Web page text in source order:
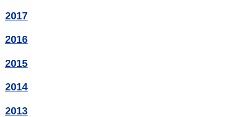
2017
2016
2015
2014
2013